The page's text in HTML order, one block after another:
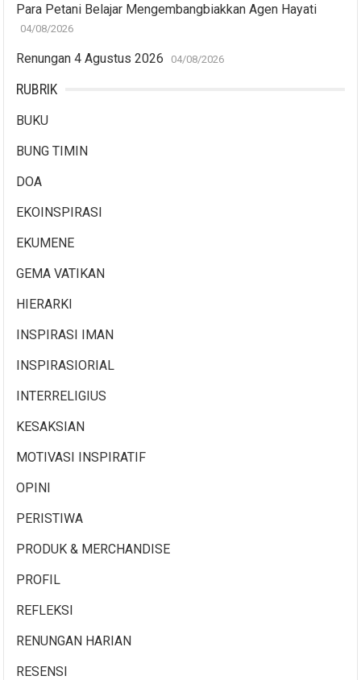
Para Petani Belajar Mengembangbiakkan Agen Hayati
04/08/2026
Renungan 4 Agustus 2026 04/08/2026
RUBRIK
BUKU
BUNG TIMIN
DOA
EKOINSPIRASI
EKUMENE
GEMA VATIKAN
HIERARKI
INSPIRASI IMAN
INSPIRASIORIAL
INTERRELIGIUS
KESAKSIAN
MOTIVASI INSPIRATIF
OPINI
PERISTIWA
PRODUK & MERCHANDISE
PROFIL
REFLEKSI
RENUNGAN HARIAN
RESENSI